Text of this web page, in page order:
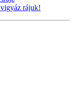
rájuk!